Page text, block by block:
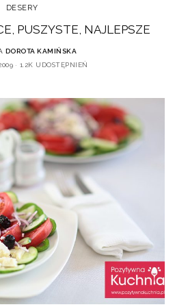
DESERY
PUSZYSTE, NAJLEPSZE
DOROTA KAMIŃSKA
1.2K UDOSTĘPNIEŃ